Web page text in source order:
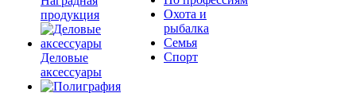
продукция
Деловые
аксессуары
Охота и
рыбалка
Семья
Спорт